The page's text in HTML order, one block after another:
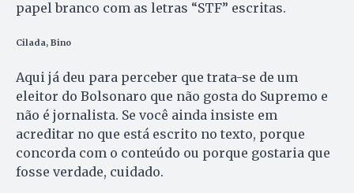
papel branco com as letras “STF” escritas.
Cilada, Bino
Aqui já deu para perceber que trata-se de um
eleitor do Bolsonaro que não gosta do Supremo e
não é jornalista. Se você ainda insiste em
acreditar no que está escrito no texto, porque
concorda com o conteúdo ou porque gostaria que
fosse verdade, cuidado.